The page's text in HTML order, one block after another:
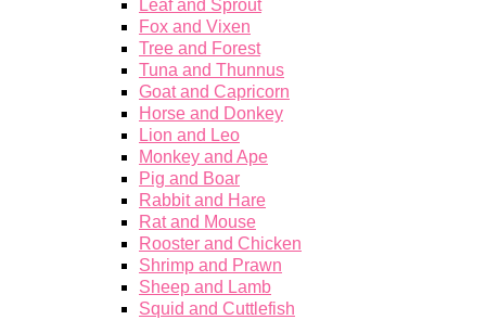
Leaf and Sprout
Fox and Vixen
Tree and Forest
Tuna and Thunnus
Goat and Capricorn
Horse and Donkey
Lion and Leo
Monkey and Ape
Pig and Boar
Rabbit and Hare
Rat and Mouse
Rooster and Chicken
Shrimp and Prawn
Sheep and Lamb
Squid and Cuttlefish